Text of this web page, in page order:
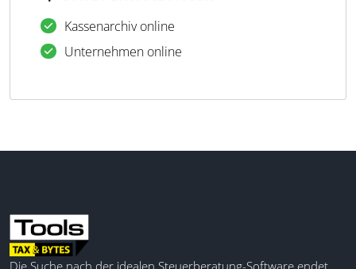
Kassenarchiv online
Unternehmen online